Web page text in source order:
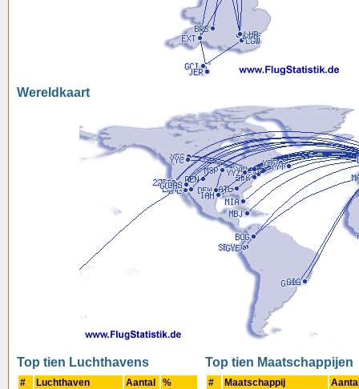
Wereldkaart
Top tien Luchthavens
# Luchthaven Aantal %
Top tien Maatschappijen
# Maatschappij